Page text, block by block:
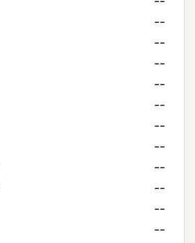
--
--
--
--
--
--
--
--
--
--
--